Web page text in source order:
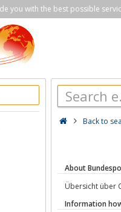
you with the best possible
Back to
About
Übersicht über
Information